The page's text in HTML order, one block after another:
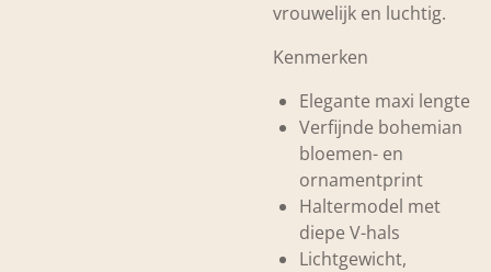
vrouwelijk en luchtig.
Kenmerken
Elegante maxi lengte
Verfijnde bohemian
bloemen- en
ornamentprint
Haltermodel met
diepe V-hals
Lichtgewicht,